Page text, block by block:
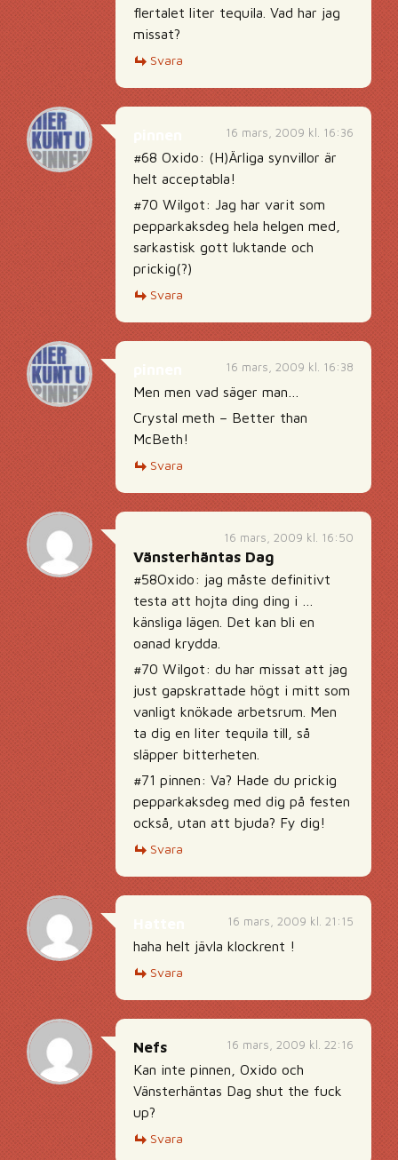
flertalet liter tequila. Vad har jag
missat?
Svara
16 mars, 2009 kl. 16:36
#68 Oxido: (H)Ärliga synvillor är
helt acceptabla!
#70 Wilgot: Jag har varit som
pepparkaksdeg hela helgen med,
sarkastisk gott luktande och
prickig(?)
Svara
16 mars, 2009 kl. 16:38
Men men vad säger man…
Crystal meth – Better than
McBeth!
Svara
16 mars, 2009 kl. 16:50
Vänsterhäntas Dag
#58Oxido: jag måste definitivt
testa att hojta ding ding i …
känsliga lägen. Det kan bli en
oanad krydda.
#70 Wilgot: du har missat att jag
just gapskrattade högt i mitt som
vanligt knökade arbetsrum. Men
ta dig en liter tequila till, så
släpper bitterheten.
#71 pinnen: Va? Hade du prickig
pepparkaksdeg med dig på festen
också, utan att bjuda? Fy dig!
Svara
16 mars, 2009 kl. 21:15
haha helt jävla klockrent !
Svara
16 mars, 2009 kl. 22:16
Nefs
Kan inte pinnen, Oxido och
Vänsterhäntas Dag shut the fuck
up?
Svara